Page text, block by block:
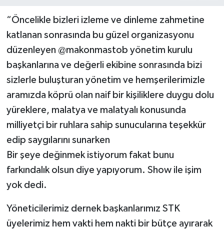
“Öncelikle bizleri izleme ve dinleme zahmetine
katlanan sonrasında bu güzel organizasyonu
düzenleyen @makonmastob yönetim kurulu
başkanlarına ve değerli ekibine sonrasında bizi
sizlerle buluşturan yönetim ve hemşerilerimizle
aramızda köprü olan naif bir kişiliklere duygu dolu
yüreklere, malatya ve malatyalı konusunda
milliyetçi bir ruhlara sahip sunucularına teşekkür
edip saygılarını sunarken
Bir şeye değinmek istiyorum fakat bunu
farkındalık olsun diye yapıyorum. Show ile işim
yok dedi.
Yöneticilerimiz dernek başkanlarımız STK
üyelerimiz hem vakti hem nakti bir bütçe ayırarak